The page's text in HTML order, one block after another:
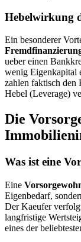
Hebelwirkung
Ein besonderer
ueber einen
wenig Eigenkapital
zahlen faktisch den
Hebel (Leverage)
Die
Was ist eine
Eine
Eigenbedarf,
Der Kaeufer
langfristige
eines der